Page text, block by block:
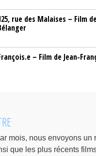
rue des Malaises – Film
– Film de Jean-
mois, nous envoyons un
que les plus récents